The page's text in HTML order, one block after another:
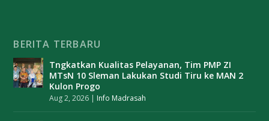
BERITA TERBARU
Tngkatkan Kualitas Pelayanan, Tim PMP ZI
MTsN 10 Sleman Lakukan Studi Tiru ke MAN 2
Kulon Progo
Aug 2, 2026 | Info Madrasah